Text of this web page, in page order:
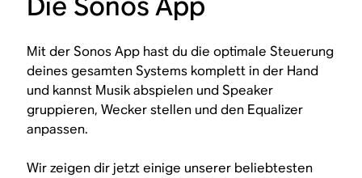
Mit der Sonos App hast du die optimale Steuerung
deines gesamten Systems komplett in der Hand
und kannst Musik abspielen und Speaker
gruppieren, Wecker stellen und den Equalizer
anpassen.
Wir zeigen dir jetzt einige unserer beliebtesten